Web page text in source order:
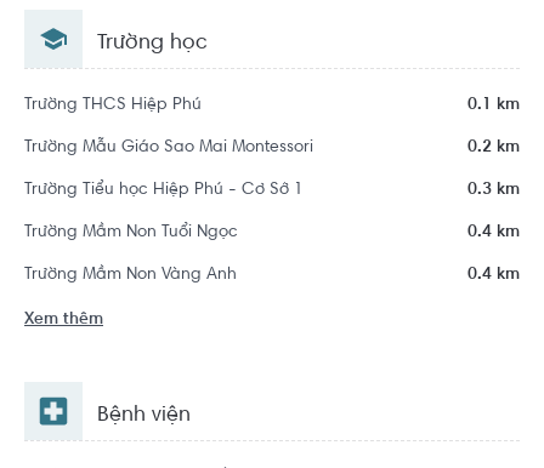
Trường học
Trường THCS Hiệp Phú 0.1 km
Trường Mẫu Giáo Sao Mai Montessori 0.2 km
Trường Tiểu học Hiệp Phú - Cơ Sở 1 0.3 km
Trường Mầm Non Tuổi Ngọc 0.4 km
Trường Mầm Non Vàng Anh 0.4 km
Xem thêm
Bệnh viện